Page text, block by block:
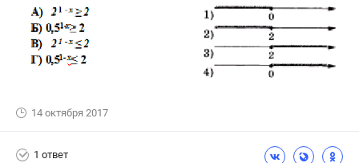
14 октября 2017
1 ответ